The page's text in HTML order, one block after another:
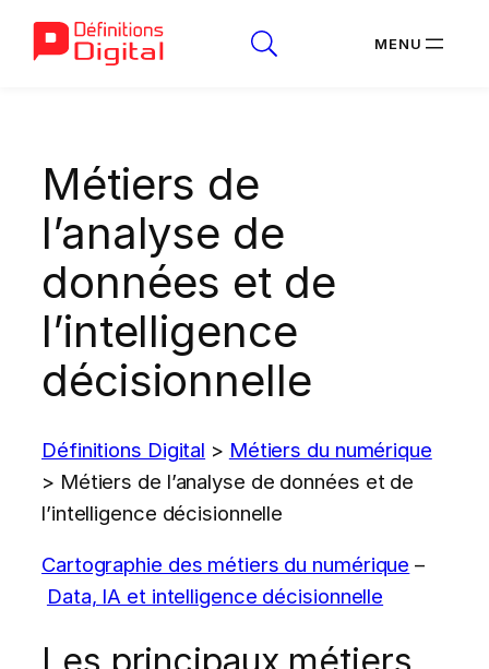
contenu
Métiers de
l’analyse de
données et de
l’intelligence
décisionnelle
Définitions Digital > Métiers du numérique
> Métiers de l’analyse de données et de
l’intelligence décisionnelle
Cartographie des métiers du numérique –
Data, IA et intelligence décisionnelle